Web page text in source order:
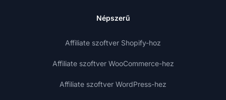
Népszerű
Affiliate szoftver Shopify-hoz
Affiliate szoftver WooCommerce-hez
Affiliate szoftver WordPress-hez